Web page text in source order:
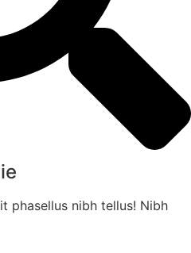
phasellus nibh tellus! Nibh